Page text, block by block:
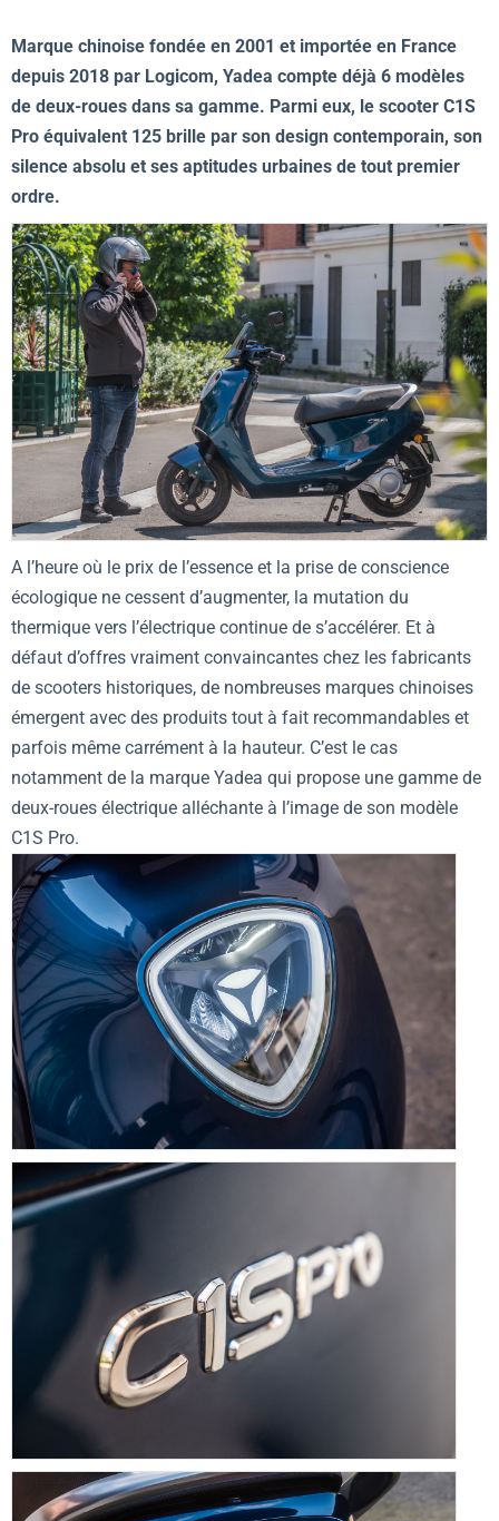
Marque chinoise fondée en 2001 et importée en France
depuis 2018 par Logicom, Yadea compte déjà 6 modèles
de deux-roues dans sa gamme. Parmi eux, le scooter C1S
Pro équivalent 125 brille par son design contemporain, son
silence absolu et ses aptitudes urbaines de tout premier
ordre.
A l’heure où le prix de l’essence et la prise de conscience
écologique ne cessent d’augmenter, la mutation du
thermique vers l’électrique continue de s’accélérer. Et à
défaut d’offres vraiment convaincantes chez les fabricants
de scooters historiques, de nombreuses marques chinoises
émergent avec des produits tout à fait recommandables et
parfois même carrément à la hauteur. C’est le cas
notamment de la marque Yadea qui propose une gamme de
deux-roues électrique alléchante à l’image de son modèle
C1S Pro.